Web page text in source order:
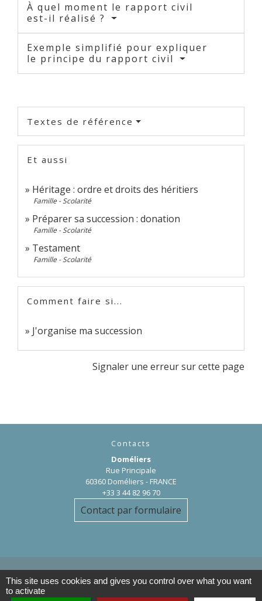
À quel moment le rapport civil
est-il réalisé ?
Exemple simplifié pour expliquer
le principe du rapport civil
Textes de référence
Et aussi
Héritage : ordre et droits des héritiers
Famille - Scolarité
Préparer sa succession : donation
Famille - Scolarité
Testament
Famille - Scolarité
Comment faire si...
J'organise ma succession
Signaler une erreur sur cette page
Contacts
Doméliers
Rue Principale
60360 Doméliers - FRANCE
+33 3 44 82 96 70
Contact par formulaire
This site uses cookies and gives you control over what you want
to activate